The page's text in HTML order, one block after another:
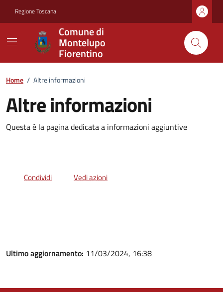
Regione Toscana
Comune di
Montelupo
Fiorentino
Home / Altre informazioni
Altre informazioni
Questa è la pagina dedicata a informazioni aggiuntive
Condividi Vedi azioni
Ultimo aggiornamento: 11/03/2024, 16:38